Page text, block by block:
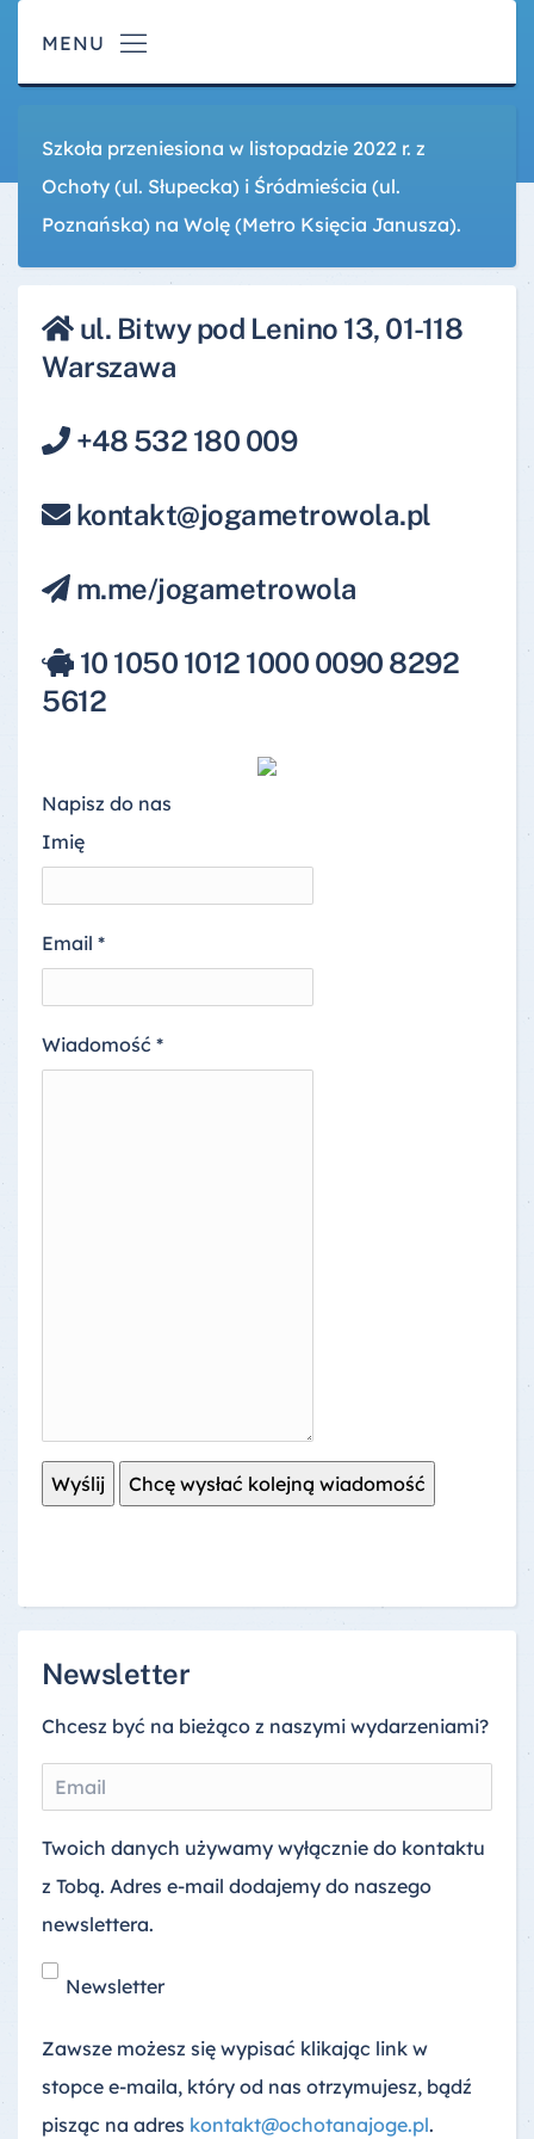
Szkoła przeniesiona w listopadzie 2022 r. z
Ochoty (ul. Słupecka) i Śródmieścia (ul.
Poznańska) na Wolę (Metro Księcia Janusza).
ul. Bitwy pod Lenino 13, 01-118
Warszawa
+48 532 180 009
kontakt@jogametrowola.pl
m.me/jogametrowola
10 1050 1012 1000 0090 8292
5612
Napisz do nas
Imię
Email *
Wiadomość *
Newsletter
Chcesz być na bieżąco z naszymi wydarzeniami?
Twoich danych używamy wyłącznie do kontaktu
z Tobą. Adres e-mail dodajemy do naszego
newslettera.
Newsletter
Zawsze możesz się wypisać klikając link w
stopce e-maila, który od nas otrzymujesz, bądź
pisząc na adres kontakt@ochotanajoge.pl.